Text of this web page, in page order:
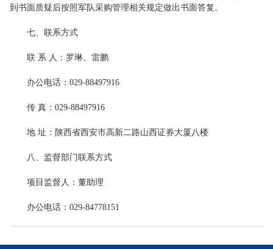
到书面质疑后按照军队采购管理相关规定做出书面答复。
七、联系方式
联 系 人：罗琳、雷鹏
办公电话：029-88497916
传 真：029-88497916
地 址：陕西省西安市高新二路山西证券大厦八楼
八、监督部门联系方式
项目监督人：董助理
办公电话：029-84778151